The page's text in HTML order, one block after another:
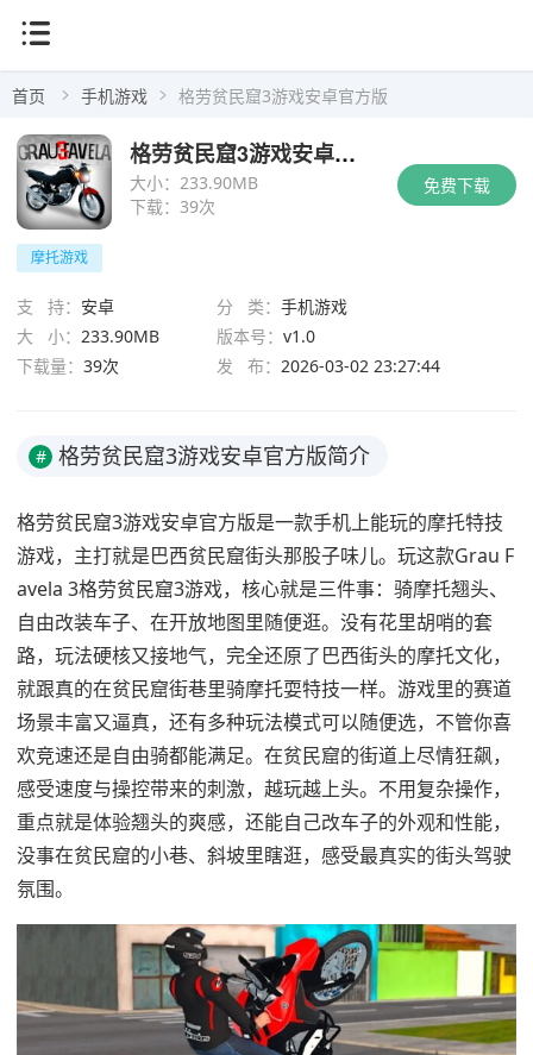
首页 手机游戏 格劳贫民窟3游戏安卓官方版
免费下载
大小： 233.90MB
下载： 39次
格劳贫民窟3游戏安卓官方版
摩托游戏
支 持： 安卓 分 类： 手机游戏
大 小： 233.90MB 版本号： v1.0
下载量： 39次 发 布： 2026-03-02 23:27:44
# 格劳贫民窟3游戏安卓官方版简介
格劳贫民窟3游戏安卓官方版是一款手机上能玩的摩托特技
游戏，主打就是巴西贫民窟街头那股子味儿。玩这款Grau F
avela 3格劳贫民窟3游戏，核心就是三件事：骑摩托翘头、
自由改装车子、在开放地图里随便逛。没有花里胡哨的套
路，玩法硬核又接地气，完全还原了巴西街头的摩托文化，
就跟真的在贫民窟街巷里骑摩托耍特技一样。游戏里的赛道
场景丰富又逼真，还有多种玩法模式可以随便选，不管你喜
欢竞速还是自由骑都能满足。在贫民窟的街道上尽情狂飙，
感受速度与操控带来的刺激，越玩越上头。不用复杂操作，
重点就是体验翘头的爽感，还能自己改车子的外观和性能，
没事在贫民窟的小巷、斜坡里瞎逛，感受最真实的街头驾驶
氛围。